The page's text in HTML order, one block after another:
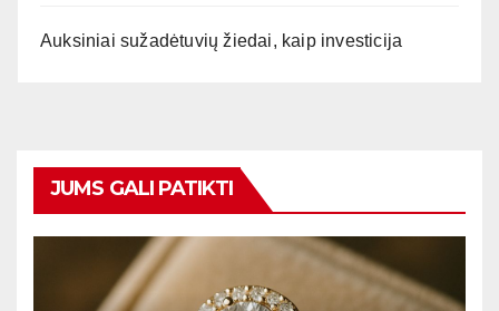
Auksiniai sužadėtuvių žiedai, kaip investicija
JUMS GALI PATIKTI